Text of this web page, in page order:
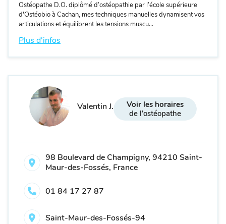
Ostéopathe D.O. diplômé d’ostéopathie par l’école supérieure
d'Ostéobio à Cachan, mes techniques manuelles dynamisent vos
articulations et équilibrent les tensions muscu...
Plus d'infos
Valentin J.
Voir les horaires
de l'ostéopathe
98 Boulevard de Champigny, 94210 Saint-
Maur-des-Fossés, France
01 84 17 27 87
Saint-Maur-des-Fossés-94